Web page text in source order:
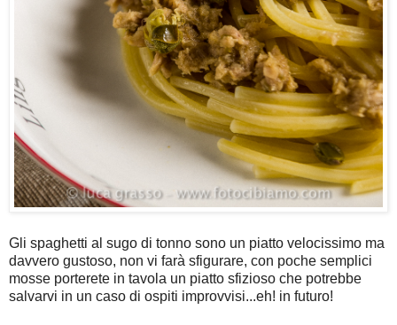
Gli spaghetti al sugo di tonno sono un piatto velocissimo ma
davvero gustoso, non vi farà sfigurare, con poche semplici
mosse porterete in tavola un piatto sfizioso che potrebbe
salvarvi in un caso di ospiti improvvisi...eh! in futuro!